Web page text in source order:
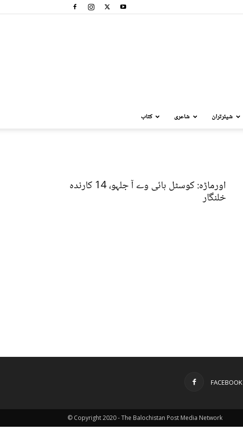
شیئرتران شاعری کتاب
اورماڑہ: کوسٹل ہائی وے آ جلہو، 14 کارندہ
خلنگار
FACEBOOK
© Copyright 2020 - The Balochistan Post Media Network